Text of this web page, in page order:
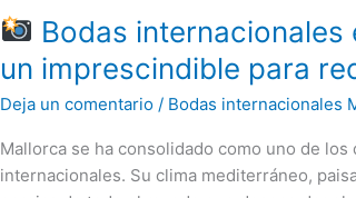
Bodas
un imprescindible para
Deja un comentario / Bodas internacionales
Mallorca se ha consolidado como uno de
internacionales. Su clima mediterráneo,
Bodas
internacionales
en
el
fotomatón,